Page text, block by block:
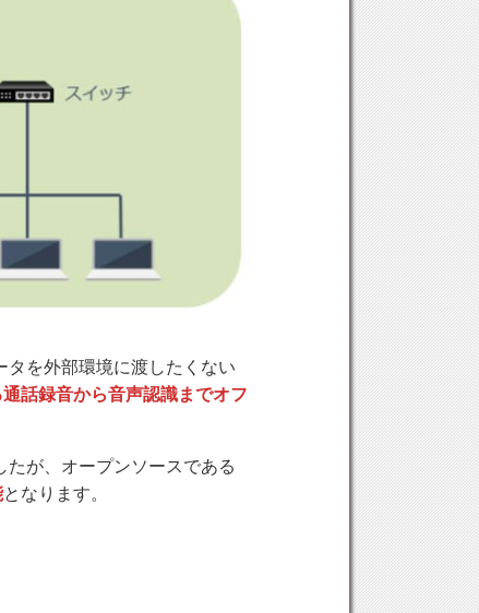
を外部環境に渡したくない
話録音から音声認識までオフ
が、オープンソースである
となります。